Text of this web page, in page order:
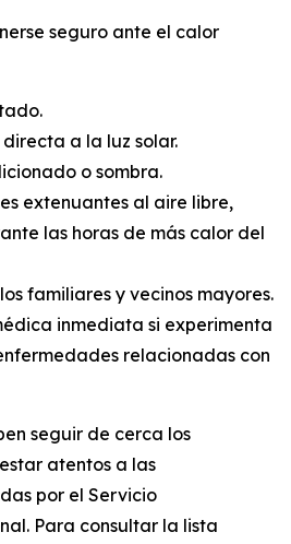
seguro ante el calor
a la luz solar.
o sombra.
extenuantes al aire libre,
las horas de más calor del
familiares y vecinos mayores.
inmediata si experimenta
relacionadas con
seguir de cerca los
atentos a las
por el Servicio
Para consultar la lista